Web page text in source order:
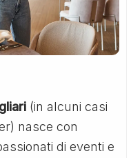
(in alcuni casi
nasce con
di eventi e